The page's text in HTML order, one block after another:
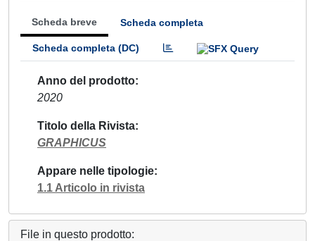
Scheda breve Scheda completa
Scheda completa (DC)
Anno del prodotto
2020
Titolo della Rivista
GRAPHICUS
Appare nelle tipologie
1.1 Articolo in rivista
File in questo prodotto: